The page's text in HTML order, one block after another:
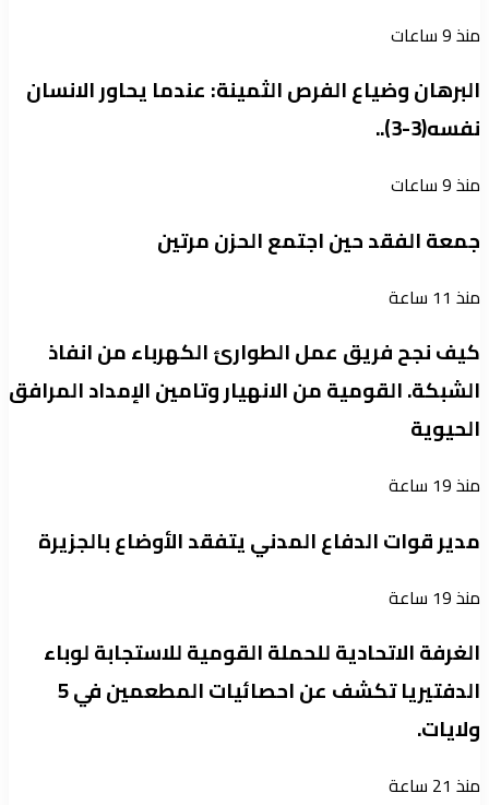
منذ 9 ساعات
البرهان وضياع الفرص الثمينة: عندما يحاور الانسان
نفسه(3-3)..
منذ 9 ساعات
جمعة الفقد حين اجتمع الحزن مرتين
منذ 11 ساعة
كيف نجح فريق عمل الطوارئ الكهرباء من انفاذ
الشبكة. القومية من الانهيار وتامين الإمداد المرافق
الحيوية
منذ 19 ساعة
مدير قوات الدفاع المدني يتفقد الأوضاع بالجزيرة
منذ 19 ساعة
الغرفة الاتحادية للحملة القومية للاستجابة لوباء
الدفتيريا تكشف عن احصائيات المطعمين في 5
ولايات.
منذ 21 ساعة